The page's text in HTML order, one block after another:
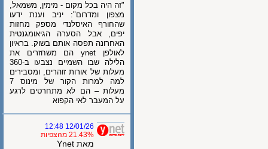
"זה היה בכל מקום - מימין, משמאל,
מצפון ומדרום": יניב וענת ידעו
שהחורף האיסלנדי מספק מחזות
יפים, אבל הסערה הגיאומגנטית
האחרונה תפסה אותם בשוק. בראיון
לאולפן ynet הם משחזרים את
הלילה שבו השמיים נצבעו ב-360
מעלות של אורות זוהרים, ומסבירים
למה למרות הקור של מינוס 7
מעלות – הם לא מתחרטים לרגע
על המעבר לאי הקפוא
12/01/26 12:48
21.43% מהצפיות
מאת Ynet